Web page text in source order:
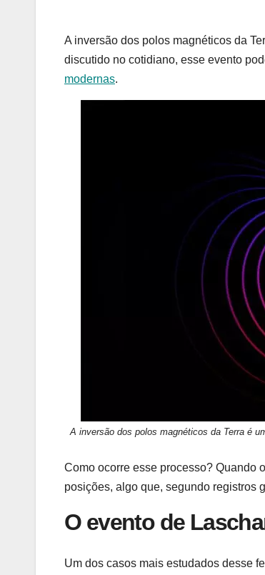
A inversão dos polos magnéticos da
discutido no cotidiano, esse evento
modernas.
A inversão dos polos magnéticos da Terra é
Como ocorre esse processo? Quando o
posições, algo que, segundo registros
O evento de
Um dos casos mais estudados desse